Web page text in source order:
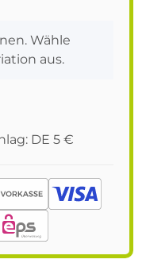
Wähle
aus.
DE 5 €